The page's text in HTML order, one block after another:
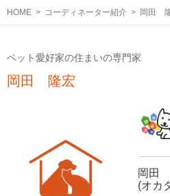
HOME コーディネーター紹介 岡田
ペット愛好家の住まいの専門家
岡田 隆宏
岡田
(オカ